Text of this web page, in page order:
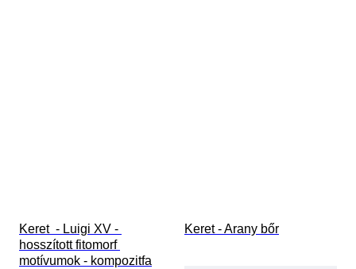
Keret  - Luigi XV -
hosszított fitomorf
motívumok - kompozitfa
Keret - Arany bőr